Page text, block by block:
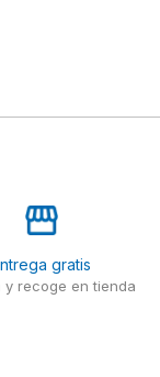
gratis
y recoge en tienda